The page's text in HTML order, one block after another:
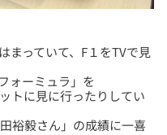
まっていて、F１をTVで見
ォーミュラ」を
トに見に行ったりしてい
裕毅さん」の成績に一喜